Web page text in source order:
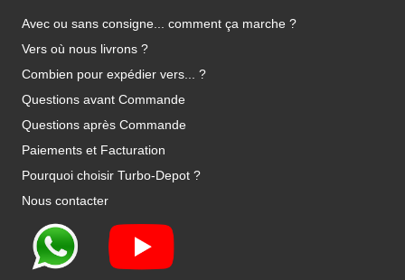
Avec ou sans consigne... comment ça marche ?
Vers où nous livrons ?
Combien pour expédier vers... ?
Questions avant Commande
Questions après Commande
Paiements et Facturation
Pourquoi choisir Turbo-Depot ?
Nous contacter